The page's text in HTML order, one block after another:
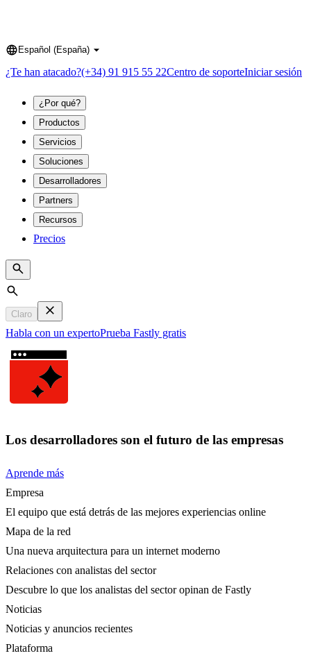
Language
Español (España)
¿Te han atacado?(+34) 91 915 55 22Centro de soporteIniciar sesión
¿Por qué?
Productos
Servicios
Soluciones
Desarrolladores
Partners
Recursos
Precios
Search
Claro
Habla con un expertoPrueba Fastly gratis
Los desarrolladores son el futuro de las empresas
Aprende más
Empresa
El equipo que está detrás de las mejores experiencias online
Mapa de la red
Una nueva arquitectura para un internet moderno
Relaciones con analistas del sector
Descubre lo que los analistas del sector opinan de Fastly
Noticias
Noticias y anuncios recientes
Plataforma